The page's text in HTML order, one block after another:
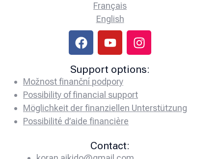
Français
English
Support options:
Možnost finanční podpory
Possibility of financial support
Möglichkeit der finanziellen Unterstützung
Possibilité d’aide financière
Contact: